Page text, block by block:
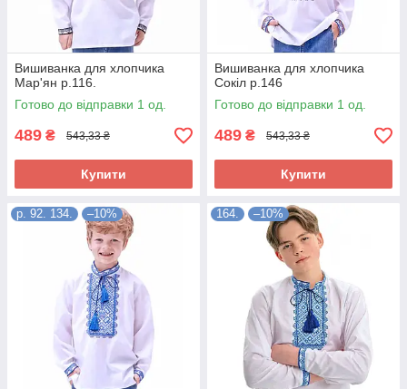
Вишиванка для хлопчика
Мар'ян р.116.
Готово до відправки 1 од.
489 ₴ 543,33 ₴
Купити
Вишиванка для хлопчика
Сокіл р.146
Готово до відправки 1 од.
489 ₴ 543,33 ₴
Купити
р. 92. 134. –10% 164. –10%